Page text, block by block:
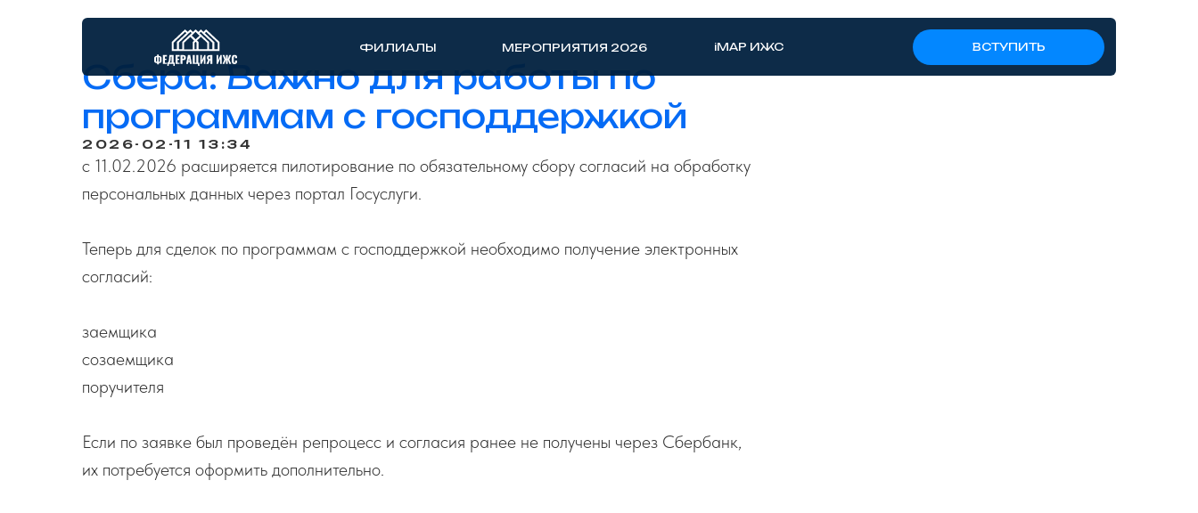
iMAP ИЖС
МЕРОПРИЯТИЯ 2026
ФИЛИАЛЫ ВСТУПИТЬ
Сбера: Важно для работы по
программам с господдержкой
2026-02-11 13:34
с 11.02.2026 расширяется пилотирование по обязательному сбору согласий на обработку
персональных данных через портал Госуслуги.
Теперь для сделок по программам с господдержкой необходимо получение электронных
согласий:
заемщика
созаемщика
поручителя
Если по заявке был проведён репроцесс и согласия ранее не получены через Сбербанк,
их потребуется оформить дополнительно.